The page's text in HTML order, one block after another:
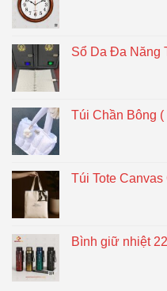
Sổ Da Đa Năng
Túi Chần Bông
Túi Tote Canvas
Bình giữ nhiệt 22